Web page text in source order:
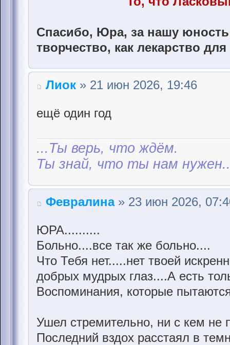
Спасибо, Юра, за нашу юность
творчество, как лекарство
Лиок » 21 июн 2026, 19:46
ещё один год
...Ты верь, что ждём.
Ты знай, что ты нам
Февралина» 23 июн 2026,
ЮРА..........
Больно....все так же больно....
Что Тебя нет.....нет твоей
добрых мудрых глаз....А есть
Воспоминания, которые
Ушел стремительно, ни с кем не
Последний вздох расстаял в